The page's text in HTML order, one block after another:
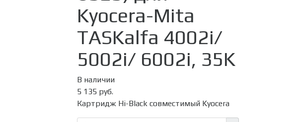
Kyocera-Mita
TASKalfa 4002i/
5002i/ 6002i, 35K
В наличии
5 135 руб.
Картридж Hi-Black совместимый Kyocera